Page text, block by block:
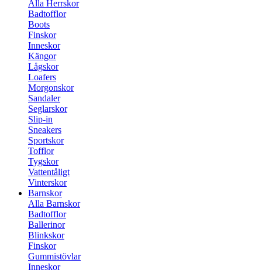
Alla Herrskor
Badtofflor
Boots
Finskor
Inneskor
Kängor
Lågskor
Loafers
Morgonskor
Sandaler
Seglarskor
Slip-in
Sneakers
Sportskor
Tofflor
Tygskor
Vattentåligt
Vinterskor
Barnskor
Alla Barnskor
Badtofflor
Ballerinor
Blinkskor
Finskor
Gummistövlar
Inneskor